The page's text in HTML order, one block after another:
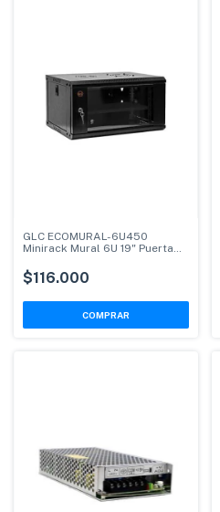
GLC ECOMURAL-6U450
Minirack Mural 6U 19" Puerta
$116.000